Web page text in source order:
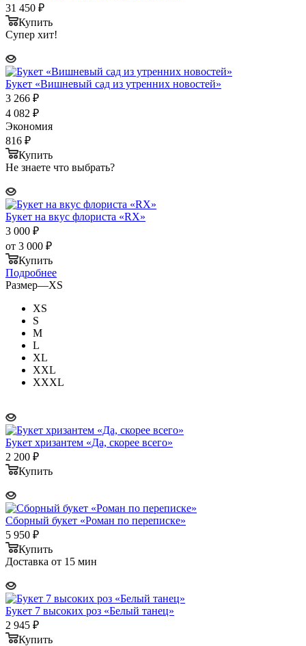
31 450 ₽
Купить
Супер хит!
Букет «Вишневый сад из утренних новостей»
3 266 ₽
4 082 ₽
Экономия
816 ₽
Купить
Не знаете что выбрать?
Букет на вкус флориста «RX»
3 000 ₽
от 3 000 ₽
Купить
Подробнее
Размер—XS
XS
S
M
L
XL
XXL
XXXL
Букет хризантем «Да, скорее всего»
2 200 ₽
Купить
Сборный букет «Роман по переписке»
5 950 ₽
Купить
Доставка от 15 мин
Букет 7 высоких роз «Белый танец»
2 945 ₽
Купить